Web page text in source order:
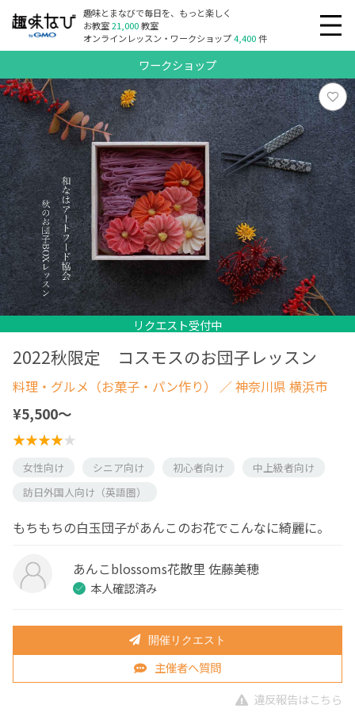
趣味とまなびで毎日を、もっと楽しく
お教室21,000教室
オンラインレッスン・ワークショップ4,400件
ワークショップ
リクエスト受付中
リクエスト受付中
2022秋限定 コスモスのお団子レッスン
料理・グルメ（お菓子・パン作り） ／ 神奈川県 横浜市
¥5,500〜
女性向け シニア向け 初心者向け
中上級者向け
訪日外国人向け（英語圏）
もちもちの白玉団子があんこのお花でこんなに綺麗に。
あんこblossoms花散里 佐藤美穂
本人確認済み
開催リクエスト
主催者へ質問
違反報告はこちら